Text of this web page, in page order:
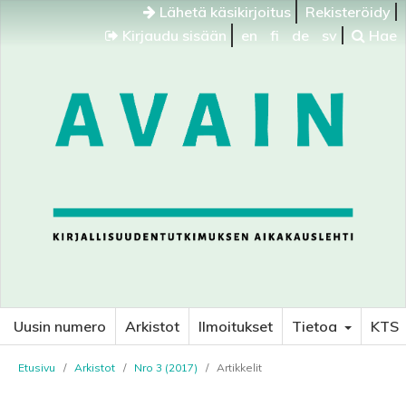
Lähetä käsikirjoitus
Rekisteröidy
Kirjaudu sisään
en fi de sv Hae
Uusin numero Arkistot Ilmoitukset Tietoa KTS
Etusivu / Arkistot / Nro 3 (2017) / Artikkelit